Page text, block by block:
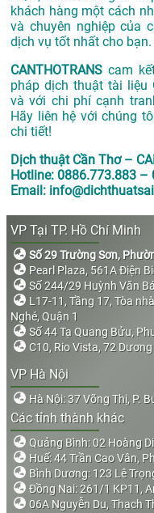
khách hàng một cách
và chuyên nghiệp của
dịch vụ tốt nhất cho bạn.
CANTHOTRANS cam
pháp dịch thuật tài liệu
và với chi phí cạnh
Hãy liên hệ với chúng
chi tiết!
Dịch thuật Cần Thơ –
Hotline: 0886.773.883 –
Email:
VP Tại TP. Hồ Chí Minh
Số 29 Trường Sơn,
Pearl Plaza, 561A Điện
Số 244/29 Huỳnh Văn
L17-11, Tầng 17, Tòa
Nghé, Quận 1
Số 44 Tạ Quang Bửu,
C10, Rio Vista, 72
VP Hà Nội
Hà Nội: 37 Võng Thị, P.
Các tỉnh thành khác
Quảng Bình: 02 Hoàng
Huế: 44 Trần Cao Vân,
Bình Dương: 123 Lê
Đồng Nai: 261/1 KP11,
06A Nguyễn Du, Thạch